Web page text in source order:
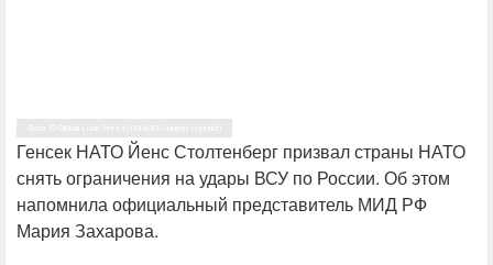
Генсек НАТО Йенс Столтенберг призвал страны НАТО
снять ограничения на удары ВСУ по России. Об этом
напомнила официальный представитель МИД РФ
Мария Захарова.